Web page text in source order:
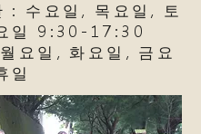
: 수요일, 목요일, 토
일 9:30-17:30
요일, 화요일, 금요
일